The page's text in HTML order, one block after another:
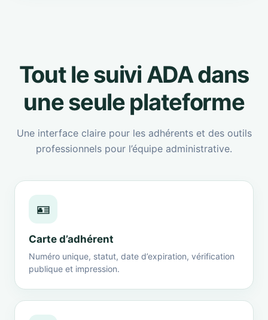
Tout le suivi ADA dans
une seule plateforme
Une interface claire pour les adhérents et des outils
professionnels pour l’équipe administrative.
🪪
Carte d’adhérent
Numéro unique, statut, date d’expiration, vérification
publique et impression.